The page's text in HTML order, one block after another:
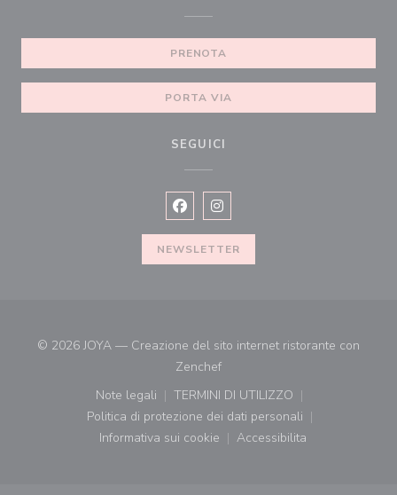
PRENOTA
PORTA VIA
SEGUICI
Facebook ((apre una nuova finestra))
Instagram ((apre una nuova
NEWSLETTER
© 2026 JOYA — Creazione del sito internet ristorante con
Zenchef((apre una nuova finestra))
Note legali
((apre una nuova finestra))
TERMINI DI UTILIZZO
((apre una nuova finestra))
Politica di protezione dei dati personali
((apre una nuova finestra))
Informativa sui cookie
((apre una nuova finestra))
Accessibilita
((apre una nuova